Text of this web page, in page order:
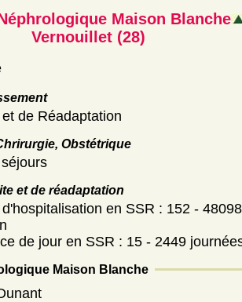
Maison Blanche
Vernouillet (28)
de Réadaptation
Obstétrique
et de réadaptation
en SSR : 152 -
de jour en SSR : 15 - 2449
Maison Blanche